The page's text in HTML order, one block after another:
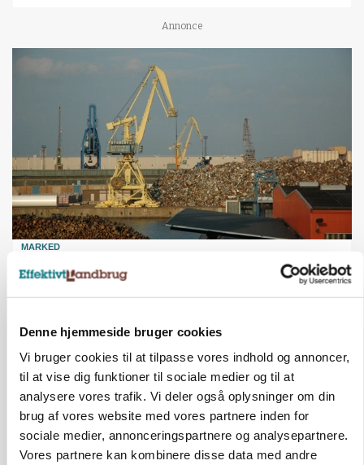
Denne hjemmeside bruger cookies
Vi bruger cookies til at tilpasse vores indhold og annoncer,
til at vise dig funktioner til sociale medier og til at
analysere vores trafik. Vi deler også oplysninger om din
brug af vores website med vores partnere inden for
sociale medier, annonceringspartnere og analysepartnere.
Vores partnere kan kombinere disse data med andre
Annonce
MARKED
Tysk industri trodser energipres og kinesisk
konkurrence
Fugleinfluenza: Udvikling vækker bekymring hos
europæiske husdyrbrugere
Annonce
Loading...